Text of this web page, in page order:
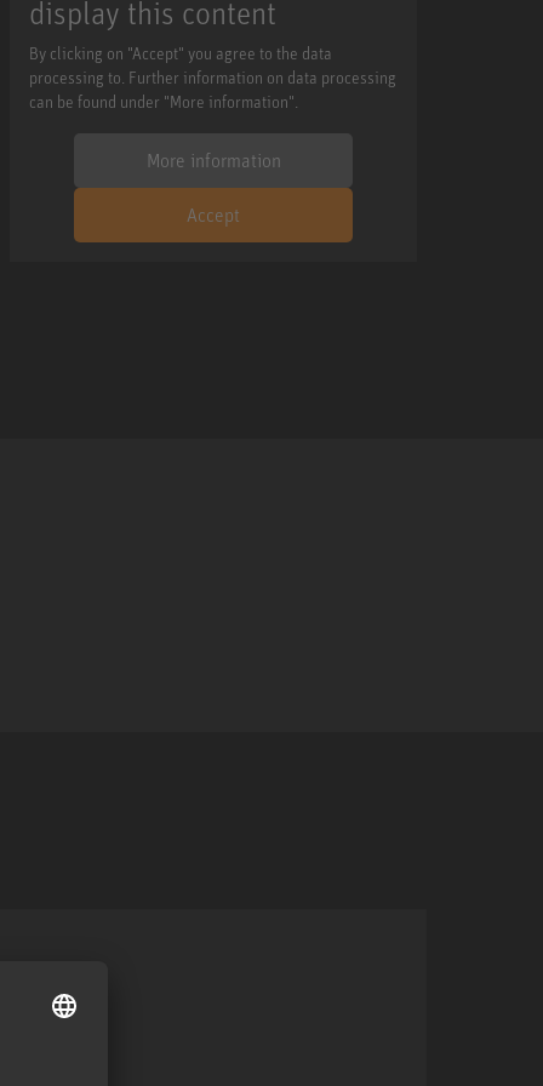
display this content
By clicking on "Accept" you agree to the data
processing to. Further information on data processing
can be found under "More information".
More information
Accept